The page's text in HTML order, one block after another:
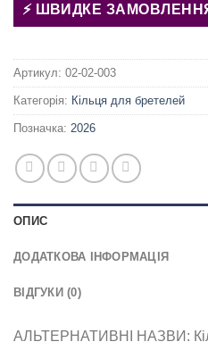
ШВИДКЕ
Артикул: 02-02-003
Категорія: Кільця для бретелей
Позначка: 2026
ОПИС
ДОДАТКОВА ІНФОРМАЦІЯ
ВІДГУКИ (0)
АЛЬТЕРНАТИВНІ НАЗВИ: